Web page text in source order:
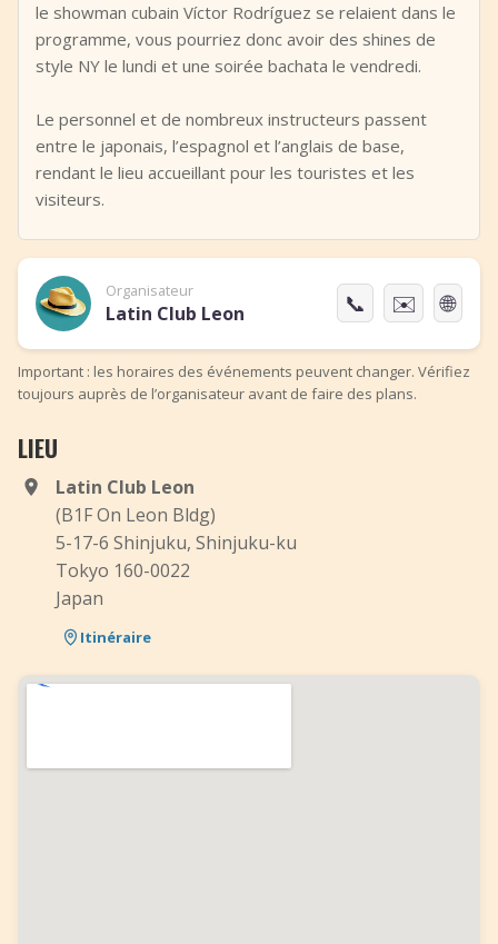
le showman cubain Víctor Rodríguez se relaient dans le
programme, vous pourriez donc avoir des shines de
style NY le lundi et une soirée bachata le vendredi.
Le personnel et de nombreux instructeurs passent
entre le japonais, l’espagnol et l’anglais de base,
rendant le lieu accueillant pour les touristes et les
visiteurs.
Organisateur
Latin Club Leon 📞 ✉️ 🌐
Important : les horaires des événements peuvent changer. Vérifiez
toujours auprès de l’organisateur avant de faire des plans.
LIEU
Latin Club Leon
(B1F On Leon Bldg)
5-17-6 Shinjuku, Shinjuku-ku
Tokyo 160-0022
Japan
Itinéraire